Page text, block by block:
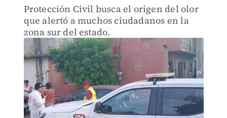
Protección Civil busca el origen del olor
que alertó a muchos ciudadanos en la
zona sur del estado.